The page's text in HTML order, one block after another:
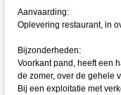
Aanvaarding:
Oplevering restaurant, in
Bijzonderheden:
Voorkant pand, heeft een
de zomer, over de gehele
Bij een exploitatie met